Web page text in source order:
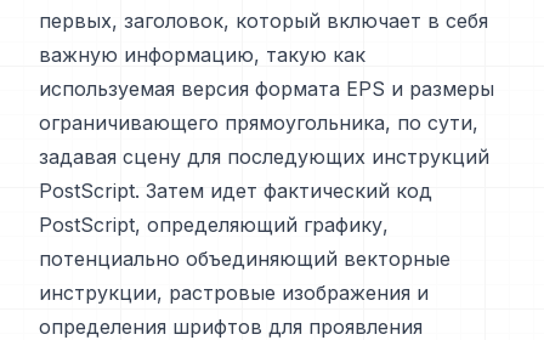
первых, заголовок, который включает в себя
важную информацию, такую как
используемая версия формата EPS и размеры
ограничивающего прямоугольника, по сути,
задавая сцену для последующих инструкций
PostScript. Затем идет фактический код
PostScript, определяющий графику,
потенциально объединяющий векторные
инструкции, растровые изображения и
определения шрифтов для проявления